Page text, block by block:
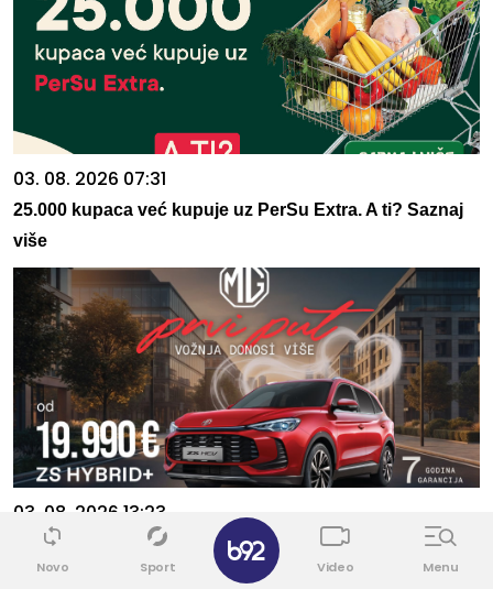
03. 08. 2026 07:31
25.000 kupaca već kupuje uz PerSu Extra. A ti? Saznaj
više
03. 08. 2026 13:23
Hibrid broj 1 koji osvaja Evropu, sada po specijalnoj
akcijskoj ceni od 19.990€ do 31.8.
Novo Sport Video Menu
✕